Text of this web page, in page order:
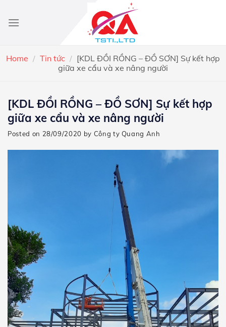
Home / Tin tức / [KDL ĐỒI RỒNG – ĐỒ SƠN] Sự kết hợp
giữa xe cẩu và xe nâng người
[KDL ĐỒI RỒNG – ĐỒ SƠN] Sự kết hợp
giữa xe cẩu và xe nâng người
Posted on 28/09/2020 by Công ty Quang Anh